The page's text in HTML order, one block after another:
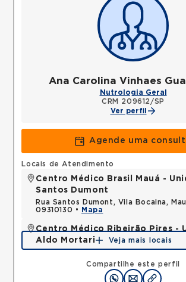
Ana Carolina Vinhaes
Nutrologia Geral
CRM 209612/SP
Ver perfil
Agende uma
Compartilhe este perfil
Locais de Atendimento
Centro Médico Brasil Mauá -
Santos Dumont
Rua Santos Dumont, Vila Bocaina,
09310130 •
Mapa
Centro Médico Ribeirão Pires -
Aldo Mortari
Rua Aldo Mortari, Suissa, Ribeirao
Mapa
Veja mais locais